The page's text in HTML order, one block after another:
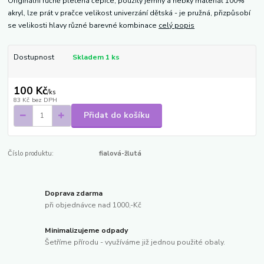
akryl, lze prát v pračce velikost univerzání dětská - je pružná, přizpůsobí
se velikosti hlavy různé barevné kombinace celý popis
Dostupnost Skladem 1 ks
100 Kč/ks
83 Kč bez DPH
Přidat do košíku
Číslo produktu: fialová-žlutá
Doprava zdarma
při objednávce nad 1000,-Kč
Minimalizujeme odpady
Šetříme přírodu - využíváme již jednou použité obaly.